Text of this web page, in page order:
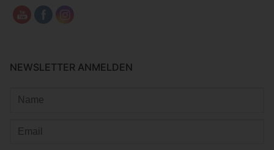
NEWSLETTER ANMELDEN